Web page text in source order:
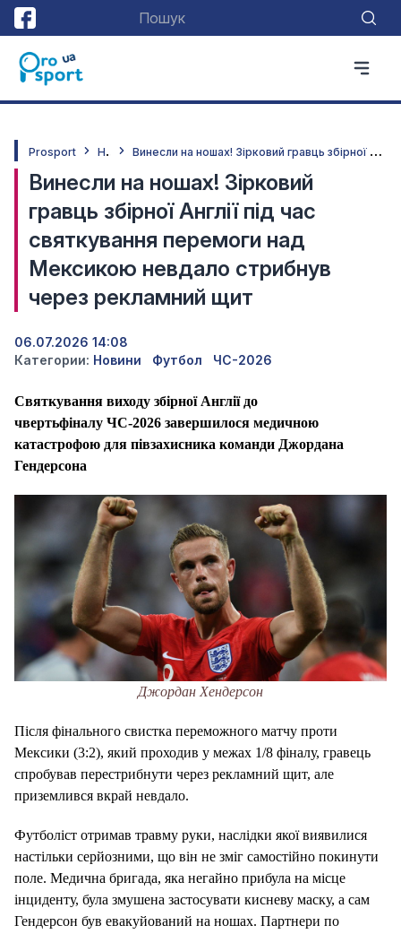
Prosport Новини В
инесли на ношах! Зірковий гравць збірної Англії під час святкування перемоги над Мексикою невдало стрибнув через рекламний щит
Винесли на ношах! Зірковий
гравць збірної Англії під час
святкування перемоги над
Мексикою невдало стрибнув
через рекламний щит
06.07.2026 14:08
Категории: Новини Футбол ЧС-2026
Святкування виходу збірної Англії до
чвертьфіналу ЧС-2026 завершилося медичною
катастрофою для півзахисника команди Джордана
Гендерсона
Джордан Хендерсон
Після фінального свистка переможного матчу проти
Мексики (3:2), який проходив у межах 1/8 фіналу, гравець
спробував перестрибнути через рекламний щит, але
приземлився вкрай невдало.
Футболіст отримав травму руки, наслідки якої виявилися
настільки серйозними, що він не зміг самостійно покинути
поле. Медична бригада, яка негайно прибула на місце
інциденту, була змушена застосувати кисневу маску, а сам
Гендерсон був евакуйований на ношах. Партнери по